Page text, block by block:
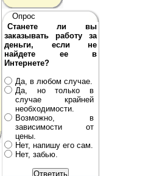
Опрос
Станете ли вы
заказывать работу за
деньги, если не
найдете ее в
Интернете?
Да, в любом случае.
Да, но только в
случае крайней
необходимости.
Возможно, в
зависимости от
цены.
Нет, напишу его сам.
Нет, забью.